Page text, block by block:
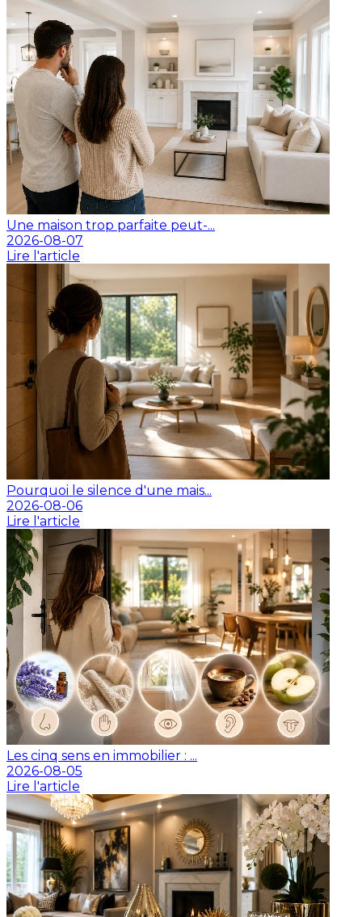
Une maison trop parfaite peut-...
2026-08-07
Lire l'article
Pourquoi le silence d'une mais...
2026-08-06
Lire l'article
Les cinq sens en immobilier : ...
2026-08-05
Lire l'article